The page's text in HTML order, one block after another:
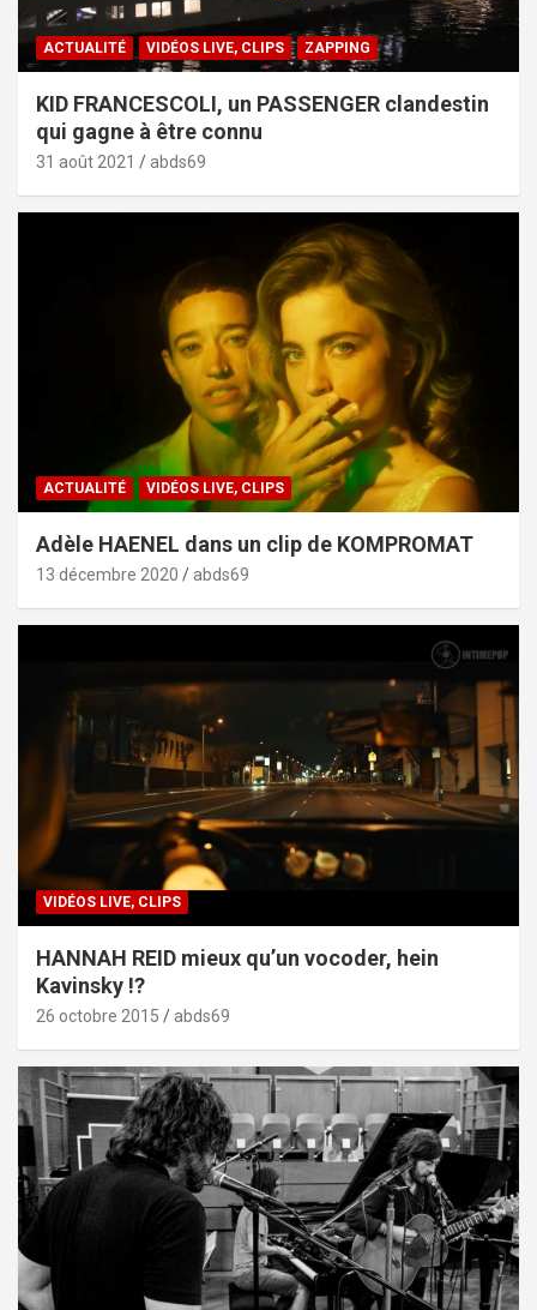
ACTUALITÉ VIDÉOS LIVE, CLIPS ZAPPING
KID FRANCESCOLI, un PASSENGER clandestin
qui gagne à être connu
31 août 2021 abds69
ACTUALITÉ VIDÉOS LIVE, CLIPS
Adèle HAENEL dans un clip de KOMPROMAT
13 décembre 2020 abds69
VIDÉOS LIVE, CLIPS
HANNAH REID mieux qu’un vocoder, hein
Kavinsky !?
26 octobre 2015 abds69